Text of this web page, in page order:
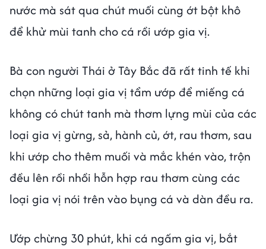
nước mà sát qua chút muối cùng ớt bột khô
để khử mùi tanh cho cá rồi ướp gia vị.
Bà con người Thái ở Tây Bắc đã rất tinh tế khi
chọn những loại gia vị tẩm ướp để miếng cá
không có chút tanh mà thơm lựng mùi của các
loại gia vị gừng, sả, hành củ, ớt, rau thơm, sau
khi ướp cho thêm muối và mắc khén vào, trộn
đều lên rồi nhồi hỗn hợp rau thơm cùng các
loại gia vị nói trên vào bụng cá và dàn đều ra.
Ướp chừng 30 phút, khi cá ngấm gia vị, bắt